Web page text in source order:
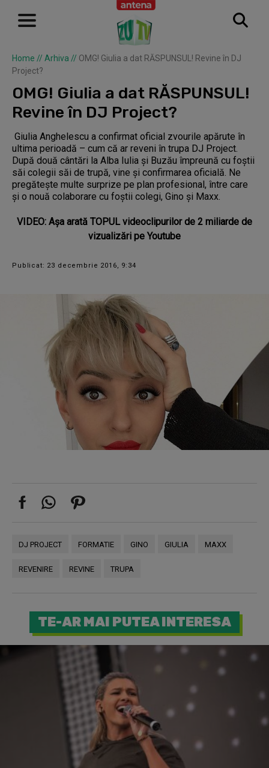
Home // Arhiva // OMG! Giulia a dat RĂSPUNSUL! Revine în DJ
Project?
OMG! Giulia a dat RĂSPUNSUL!
Revine în DJ Project?
Giulia Anghelescu a confirmat oficial zvourile apărute în
ultima perioadă – cum că ar reveni în trupa DJ Project.
După două cântări la Alba Iulia şi Buzău împreună cu foştii
săi colegii săi de trupă, vine şi confirmarea oficială. Ne
pregăteşte multe surprize pe plan profesional, între care
şi o nouă colaborare cu foștii colegi, Gino și Maxx.
VIDEO: Aşa arată TOPUL videoclipurilor de 2 miliarde de
vizualizări pe Youtube
Publicat: 23 decembrie 2016, 9:34
DJ PROJECT FORMATIE GINO GIULIA MAXX
REVENIRE REVINE TRUPA
TE-AR MAI PUTEA INTERESA